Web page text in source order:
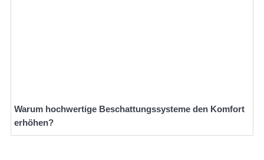
Warum hochwertige Beschattungssysteme den Komfort
erhöhen?